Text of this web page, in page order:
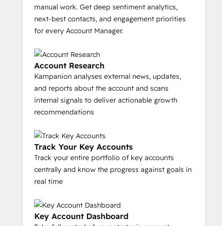
manual work. Get deep sentiment analytics,
next-best contacts, and engagement priorities
for every Account Manager.
Account Research
Kampanion analyses external news, updates,
and reports about the account and scans
internal signals to deliver actionable growth
recommendations
Track Your Key Accounts
Track your entire portfolio of key accounts
centrally and know the progress against goals in
real time
Key Account Dashboard